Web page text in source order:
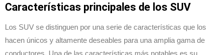
Características principales de los SUV
Los SUV se distinguen por una serie de características que los
hacen únicos y altamente deseables para una amplia gama de